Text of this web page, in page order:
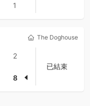
1
The Doghouse
2
8
已結束